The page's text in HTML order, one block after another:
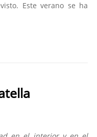
Este verano se ha